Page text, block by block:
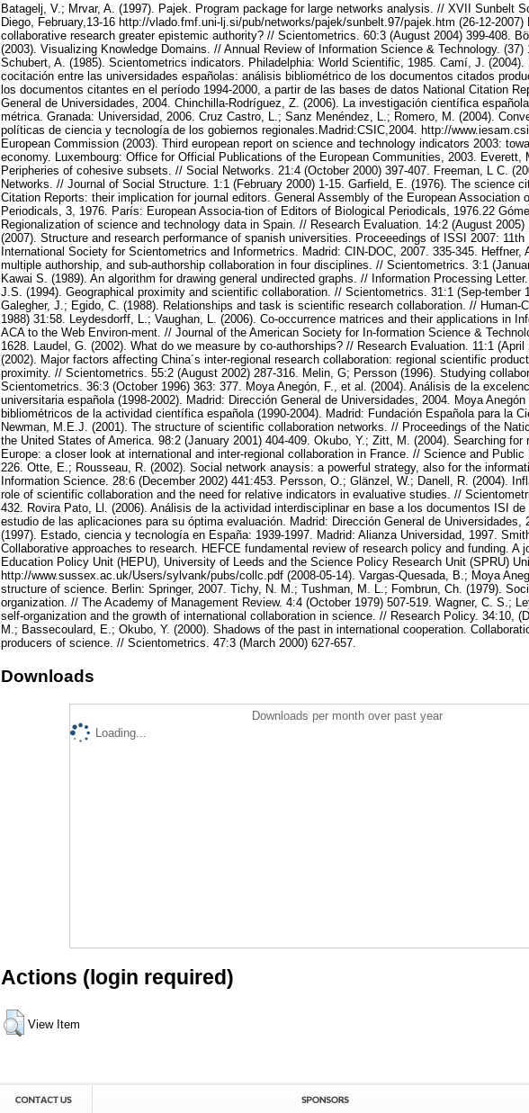
Batagelj, V.; Mrvar, A. (1997). Pajek. Program package for large networks analysis. // XVII Sunbelt
Diego, February,13-16 http://vlado.fmf.uni-lj.si/pub/networks/pajek/sunbelt.97/pajek.htm (26-12-2007)
collaborative research greater epistemic authority? // Scientometrics. 60:3 (August 2004) 399-408.
(2003). Visualizing Knowledge Domains. // Annual Review of Information Science & Technology. (37)
Schubert, A. (1985). Scientometrics indicators. Philadelphia: World Scientific, 1985. Camí, J.
cocitación entre las universidades españolas: análisis bibliométrico de los documentos citados
los documentos citantes en el período 1994-2000, a partir de las bases de datos National Citation
General de Universidades, 2004. Chinchilla-Rodríguez, Z. (2006). La investigación científica
métrica. Granada: Universidad, 2006. Cruz Castro, L.; Sanz Menéndez, L.; Romero, M. (2004).
políticas de ciencia y tecnología de los gobiernos regionales.Madrid:CSIC,2004. http://
European Commission (2003). Third european report on science and technology indicators 2003:
economy. Luxembourg: Office for Official Publications of the European Communities, 2003. Everett,
Peripheries of cohesive subsets. // Social Networks. 21:4 (October 2000) 397-407. Freeman, L C.
Networks. // Journal of Social Structure. 1:1 (February 2000) 1-15. Garfield, E. (1976). The science
Citation Reports: their implication for journal editors. General Assembly of the European Association
Periodicals, 3, 1976. París: European Associa-tion of Editors of Biological Periodicals, 1976.22
Regionalization of science and technology data in Spain. // Research Evaluation. 14:2 (August 2005)
(2007). Structure and research performance of spanish universities. Proceeedings of ISSI 2007:
International Society for Scientometrics and Informetrics. Madrid: CIN-DOC, 2007. 335-345. Heffner,
multiple authorship, and sub-authorship collaboration in four disciplines. // Scientometrics. 3:1
Kawai S. (1989). An algorithm for drawing general undirected graphs. // Information Processing
J.S. (1994). Geographical proximity and scientific collaboration. // Scientometrics. 31:1 (Sep-tember
Galegher, J.; Egido, C. (1988). Relationships and task is scientific research collaboration. // Human-
1988) 31:58. Leydesdorff, L.; Vaughan, L. (2006). Co-occurrence matrices and their applications in
ACA to the Web Environ-ment. // Journal of the American Society for In-formation Science &
1628. Laudel, G. (2002). What do we measure by co-authorships? // Research Evaluation. 11:1 (April
(2002). Major factors affecting China´s inter-regional research collaboration: regional scientific
proximity. // Scientometrics. 55:2 (August 2002) 287-316. Melin, G; Persson (1996). Studying
Scientometrics. 36:3 (October 1996) 363: 377. Moya Anegón, F., et al. (2004). Análisis de la
universitaria española (1998-2002). Madrid: Dirección General de Universidades, 2004. Moya
bibliométricos de la actividad científica española (1990-2004). Madrid: Fundación Española para la
Newman, M.E.J. (2001). The structure of scientific collaboration networks. // Proceedings of the
the United States of America. 98:2 (January 2001) 404-409. Okubo, Y.; Zitt, M. (2004). Searching for
Europe: a closer look at international and inter-regional collaboration in France. // Science and
226. Otte, E.; Rousseau, R. (2002). Social network anaysis: a powerful strategy, also for the
Information Science. 28:6 (December 2002) 441:453. Persson, O.; Glänzel, W.; Danell, R. (2004).
role of scientific collaboration and the need for relative indicators in evaluative studies. //
432. Rovira Pato, Ll. (2006). Análisis de la actividad interdisciplinar en base a los documentos ISI
estudio de las aplicaciones para su óptima evaluación. Madrid: Dirección General de Universidades,
(1997). Estado, ciencia y tecnología en España: 1939-1997. Madrid: Alianza Universidad, 1997.
Collaborative approaches to research. HEFCE fundamental review of research policy and funding. A
Education Policy Unit (HEPU), University of Leeds and the Science Policy Research Unit (SPRU)
http://www.sussex.ac.uk/Users/sylvank/pubs/collc.pdf (2008-05-14). Vargas-Quesada, B.; Moya
structure of science. Berlin: Springer, 2007. Tichy, N. M.; Tushman, M. L.; Fombrun, Ch. (1979).
organization. // The Academy of Management Review. 4:4 (October 1979) 507-519. Wagner, C. S.;
self-organization and the growth of international collaboration in science. // Research Policy. 34:10,
M.; Bassecoulard, E.; Okubo, Y. (2000). Shadows of the past in international cooperation.
producers of science. // Scientometrics. 47:3 (March 2000) 627-657.
Downloads
Downloads per month over past year
Loading...
Actions (login required)
View Item